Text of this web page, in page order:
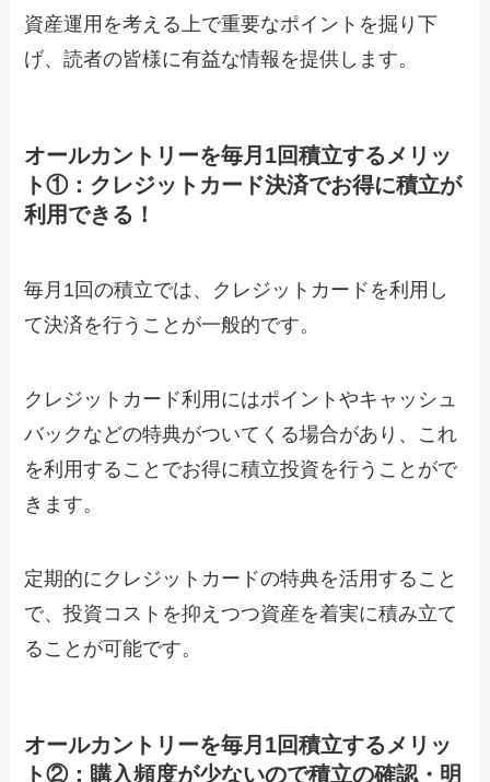
資産運用を考える上で重要なポイントを掘り下
げ、読者の皆様に有益な情報を提供します。
オールカントリーを毎月1回積立するメリッ
ト①：クレジットカード決済でお得に積立が
利用できる！
毎月1回の積立では、クレジットカードを利用し
て決済を行うことが一般的です。
クレジットカード利用にはポイントやキャッシュ
バックなどの特典がついてくる場合があり、これ
を利用することでお得に積立投資を行うことがで
きます。
定期的にクレジットカードの特典を活用すること
で、投資コストを抑えつつ資産を着実に積み立て
ることが可能です。
オールカントリーを毎月1回積立するメリッ
ト②：購入頻度が少ないので積立の確認・明